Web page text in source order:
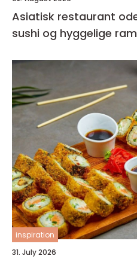
Asiatisk restaurant odense guide til
sushi og hyggelige
inspiration
31. July 2026